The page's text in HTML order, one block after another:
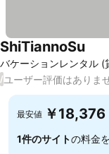
バケーションレンタル (
ShiTiannoSu
/ユーザー評価はありま
最安値 ￥18,376
1件のサイトの料金